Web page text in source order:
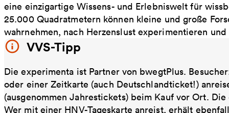
eine einzigartige Wissens- und Erlebniswelt für
25.000 Quadratmetern können kleine und große
wahrnehmen, nach Herzenslust experimentieren und
VVS-Tipp
Die experimenta ist Partner von bwegtPlus.
oder einer Zeitkarte (auch Deutschlandticket!)
(ausgenommen Jahrestickets) beim Kauf vor Ort.
Wer mit einer HNV-Tageskarte anreist, erhält